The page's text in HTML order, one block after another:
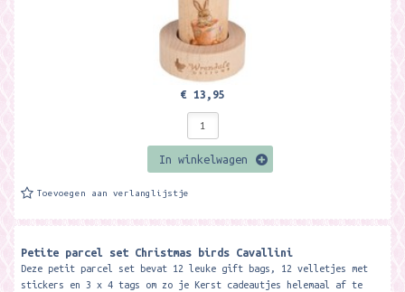
€ 13,95
In winkelwagen
Toevoegen aan verlanglijstje
Petite parcel set Christmas birds Cavallini
Deze petit parcel set bevat 12 leuke gift bags, 12 velletjes met
stickers en 3 x 4 tags om zo je Kerst cadeautjes helemaal af te